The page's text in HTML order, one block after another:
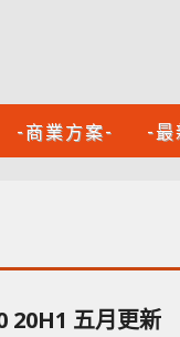
-商業方案- -最